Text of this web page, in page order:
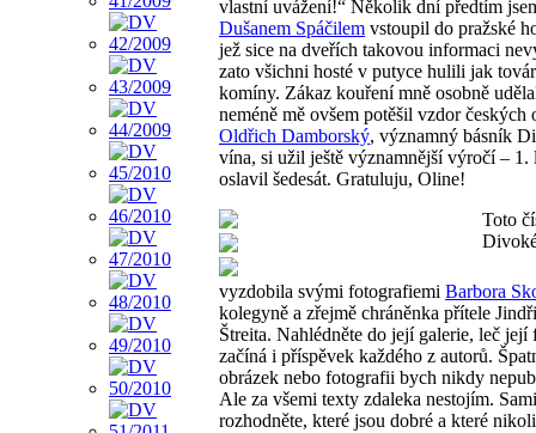
vlastní uvážení!“ Několik dní předtím
Dušanem Spáčilem vstoupil do pražské
jež sice na dveřích takovou informaci
zato všichni hosté v putyce hulili jak
komíny. Zákaz kouření mně osobně
neméně mě ovšem potěšil vzdor českých
Oldřich Damborský, významný básník
vína, si užil ještě významnější výročí – 1.
oslavil šedesát. Gratuluju, Oline!
Toto
vyzdobila svými fotografiemi Barbora
kolegyně a zřejmě chráněnka přítele
Štreita. Nahlédněte do její galerie, leč její
začíná i příspěvek každého z autorů.
obrázek nebo fotografii bych nikdy
Ale za všemi texty zdaleka nestojím. Sami
rozhodněte, které jsou dobré a které